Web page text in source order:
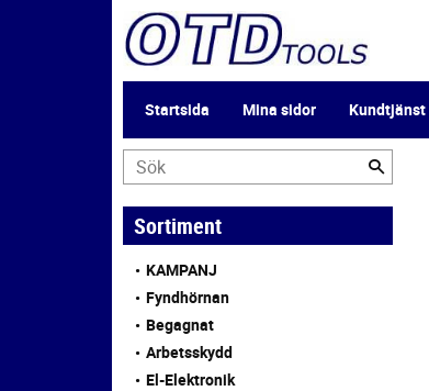
Startsida Mina sidor Kundtjänst
Sortiment
KAMPANJ
Fyndhörnan
Begagnat
Arbetsskydd
El-Elektronik